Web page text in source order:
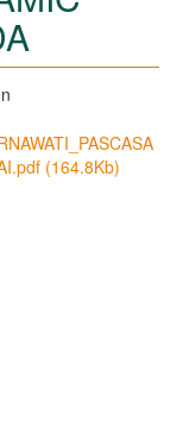
(164.8Kb)